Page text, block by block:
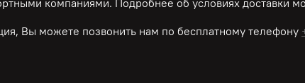
компаниями. Подробнее об условиях доставки
Вы можете позвонить нам по бесплатномутелефону